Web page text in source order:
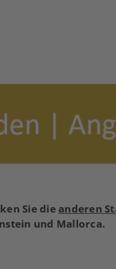
Sie die anderen
und Mallorca.